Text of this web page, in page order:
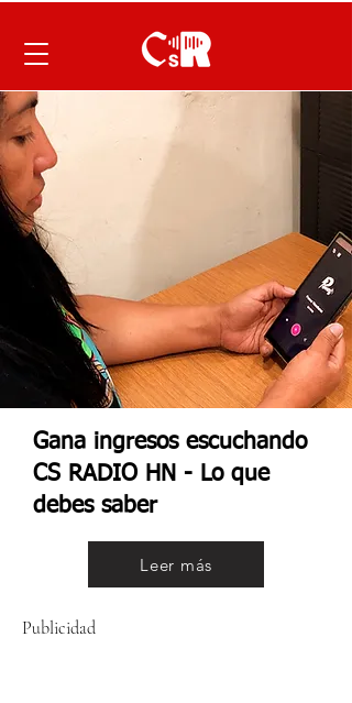
Gana ingresos escuchando
CS RADIO HN - Lo que
debes saber
Leer más
Publicidad